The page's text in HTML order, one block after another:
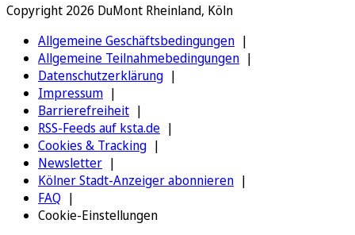
Copyright 2026 DuMont Rheinland, Köln
Allgemeine Geschäftsbedingungen
Allgemeine Teilnahmebedingungen
Datenschutzerklärung
Impressum
Barrierefreiheit
RSS-Feeds auf ksta.de
Cookies & Tracking
Newsletter
Kölner Stadt-Anzeiger abonnieren
FAQ
Cookie-Einstellungen